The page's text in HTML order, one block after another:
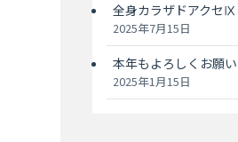
全身カラザドアクセⅨ
2025年7月15日
本年もよろしくお願い
2025年1月15日